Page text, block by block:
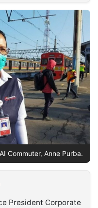
Commuter, Anne Purba.
President Corporate